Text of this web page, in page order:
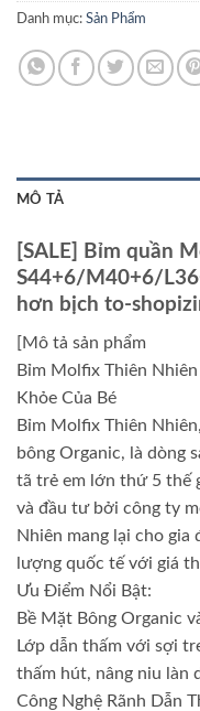
Danh mục: Sản Phẩm
MÔ TẢ
[SALE] Bỉm quần
S44+6/M40+6/
hơn bịch to-
[Mô tả sản phẩm
Bỉm Molfix Thiên
Khỏe Của Bé
Bỉm Molfix Thiên
bông Organic, là dòng
tã trẻ em lớn thứ 5 thế
và đầu tư bởi công ty
Nhiên mang lại cho gia
lượng quốc tế với giá
Ưu Điểm Nổi Bật:
Bề Mặt Bông Organic
Lớp dẫn thấm với sợi
thấm hút, nâng niu làn
Công Nghệ Rãnh Dẫn